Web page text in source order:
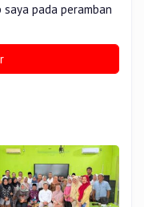
saya pada peramban